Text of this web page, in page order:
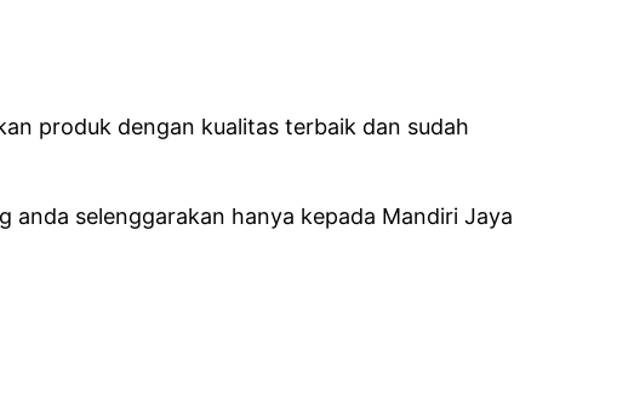
produk dengan kualitas terbaik dan sudah
selenggarakan hanya kepada Mandiri Jaya